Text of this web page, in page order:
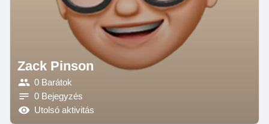
Zack Pinson
0 Barátok
0 Bejegyzés
Utolsó aktivitás